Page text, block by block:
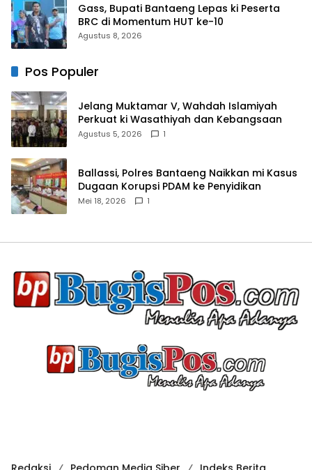
Gass, Bupati Bantaeng Lepas ki Peserta
BRC di Momentum HUT ke-10
Agustus 8, 2026
Pos Populer
Jelang Muktamar V, Wahdah Islamiyah
Perkuat ki Wasathiyah dan Kebangsaan
Agustus 5, 2026 1
Ballassi, Polres Bantaeng Naikkan mi Kasus
Dugaan Korupsi PDAM ke Penyidikan
Mei 18, 2026 1